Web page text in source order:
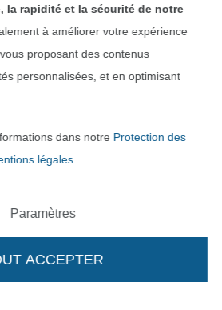
commande
plus d’idées
la rapidité et la sécurité de notre
à améliorer votre expérience
proposant des contenus
personnalisées, et en optimisant
dans notre Protection des
légales.
Paramètres
ACCEPTER